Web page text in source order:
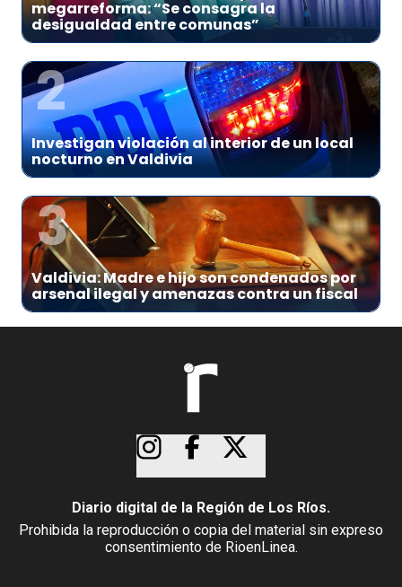
megarreforma: “Se consagra la
desigualdad entre comunas”
2
Investigan violación al interior de un local
nocturno en Valdivia
3
Valdivia: Madre e hijo son condenados por
arsenal ilegal y amenazas contra un fiscal
Diario digital de la Región de Los Ríos.
Prohibida la reproducción o copia del material sin expreso
consentimiento de RioenLinea.